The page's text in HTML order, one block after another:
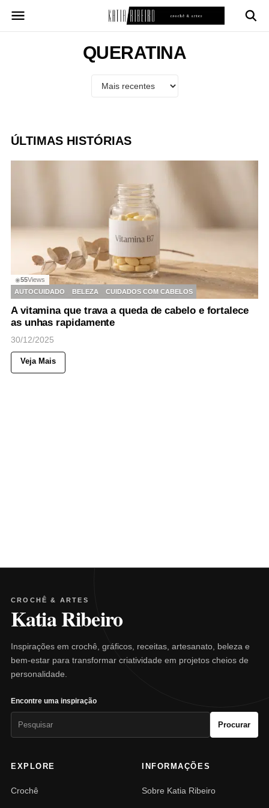
para
QUERATINA
ÚLTIMAS HISTÓRIAS
◉55Views
AUTOCUIDADO
BELEZA CUIDADOS COM CABELOS
A vitamina que trava a queda de cabelo e fortalece
as unhas rapidamente
30/12/2025
Veja Mais
CROCHÊ & ARTES
Katia Ribeiro
Inspirações em crochê, gráficos, receitas, artesanato, beleza e
bem-estar para transformar criatividade em projetos cheios de
personalidade.
Encontre uma inspiração
Procurar
EXPLORE
Crochê
INFORMAÇÕES
Sobre Katia Ribeiro